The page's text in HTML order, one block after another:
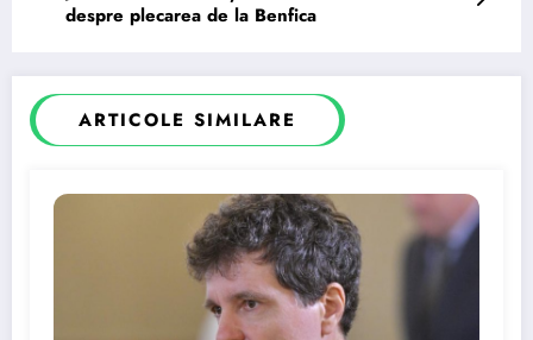
despre plecarea de la Benfica
ARTICOLE SIMILARE